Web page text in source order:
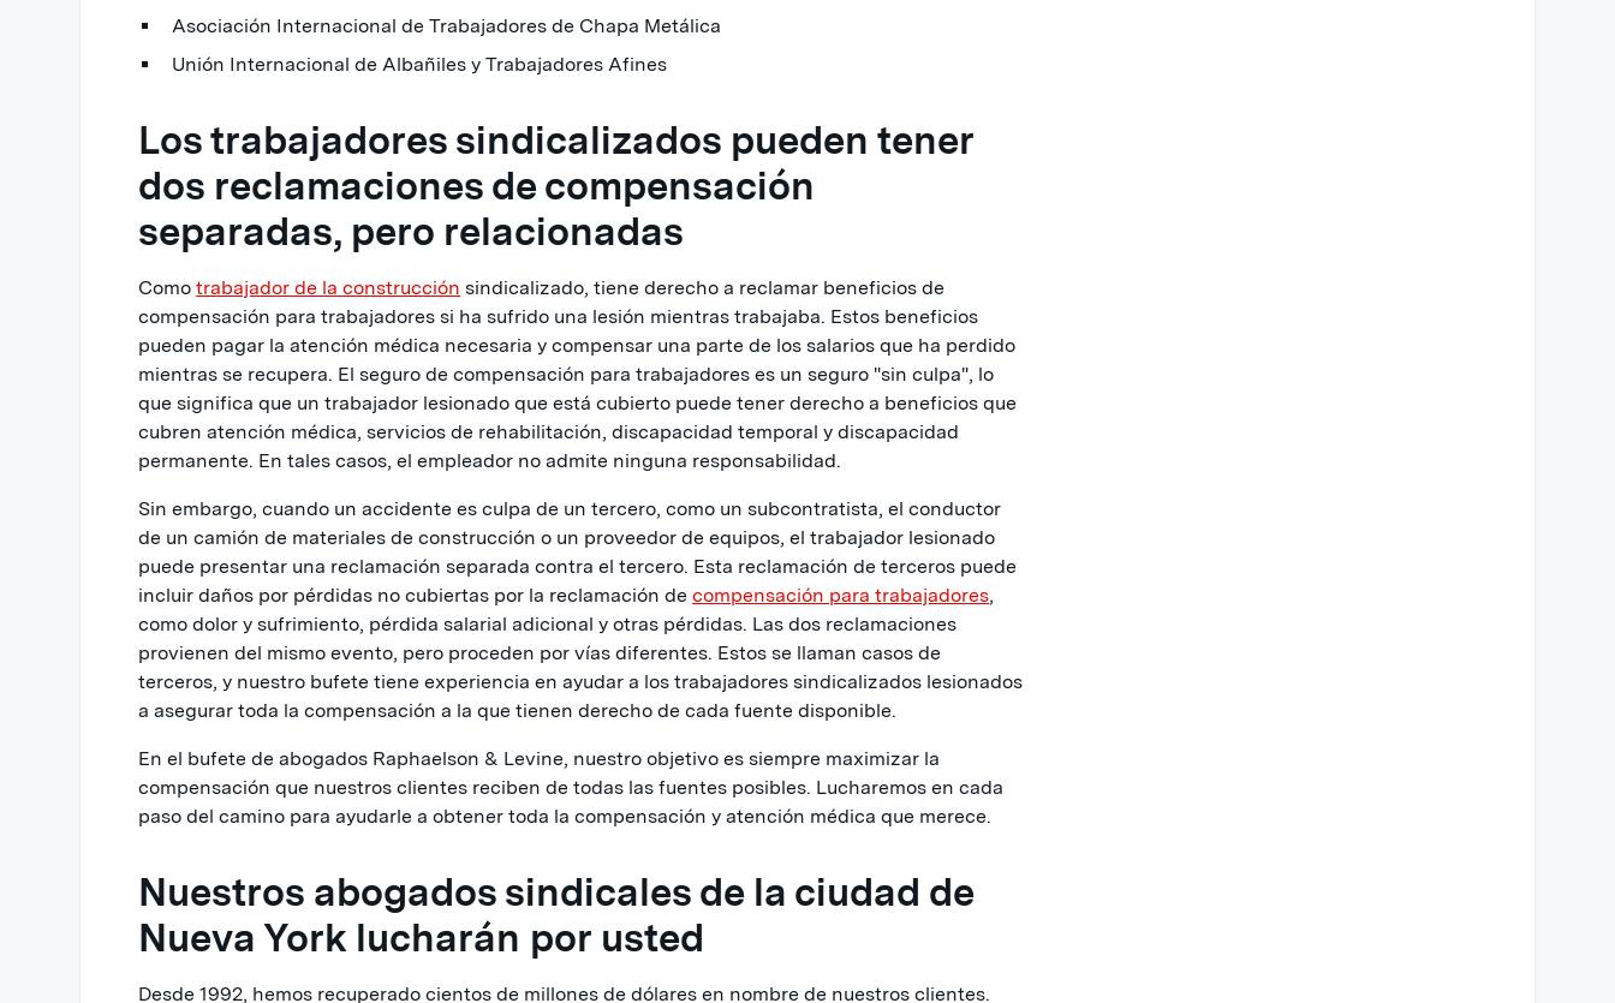
Asociación Internacional de Trabajadores de Chapa Metálica
Unión Internacional de Albañiles y Trabajadores Afines
Los trabajadores sindicalizados pueden tener
dos reclamaciones de compensación
separadas, pero relacionadas
Comotrabajador de la construcción sindicalizado, tiene derecho a reclamar beneficios de
compensación para trabajadores si ha sufrido una lesión mientras trabajaba. Estos beneficios
pueden pagar la atención médica necesaria y compensar una parte de los salarios que ha perdido
mientras se recupera. El seguro de compensación para trabajadores es un seguro "sin culpa", lo
que significa que un trabajador lesionado que está cubierto puede tener derecho a beneficios que
cubren atención médica, servicios de rehabilitación, discapacidad temporal y discapacidad
permanente. En tales casos, el empleador no admite ninguna responsabilidad.
Sin embargo, cuando un accidente es culpa de un tercero, como un subcontratista, el conductor
de un camión de materiales de construcción o un proveedor de equipos, el trabajador lesionado
puede presentar una reclamación separada contra el tercero. Esta reclamación de terceros puede
incluir daños por pérdidas no cubiertas por la reclamación decompensación para trabajadores,
como dolor y sufrimiento, pérdida salarial adicional y otras pérdidas. Las dos reclamaciones
provienen del mismo evento, pero proceden por vías diferentes. Estos se llaman casos de
terceros, y nuestro bufete tiene experiencia en ayudar a los trabajadores sindicalizados lesionados
a asegurar toda la compensación a la que tienen derecho de cada fuente disponible.
En el bufete de abogados Raphaelson & Levine, nuestro objetivo es siempre maximizar la
compensación que nuestros clientes reciben de todas las fuentes posibles. Lucharemos en cada
paso del camino para ayudarle a obtener toda la compensación y atención médica que merece.
Nuestros abogados sindicales de la ciudad de
Nueva York lucharán por usted
Desde 1992, hemos recuperado cientos de millones de dólares en nombre de nuestros clientes.